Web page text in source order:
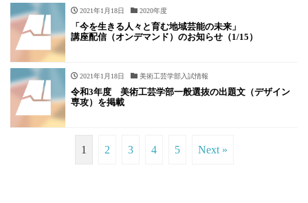
2021年1月18日 2020年度
「今を生きる人々と育む地域芸能の未来」
講座配信（オンデマンド）のお知らせ（1/15）
2021年1月18日 美術工芸学部入試情報
令和3年度 美術工芸学部一般選抜の出題文（デザイン
専攻）を掲載
1 2 3 4 5 Next »